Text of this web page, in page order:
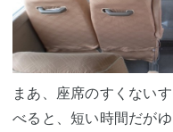
まあ、座席のすくない
べると、短い時間だが